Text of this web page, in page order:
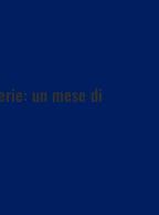
un mese di